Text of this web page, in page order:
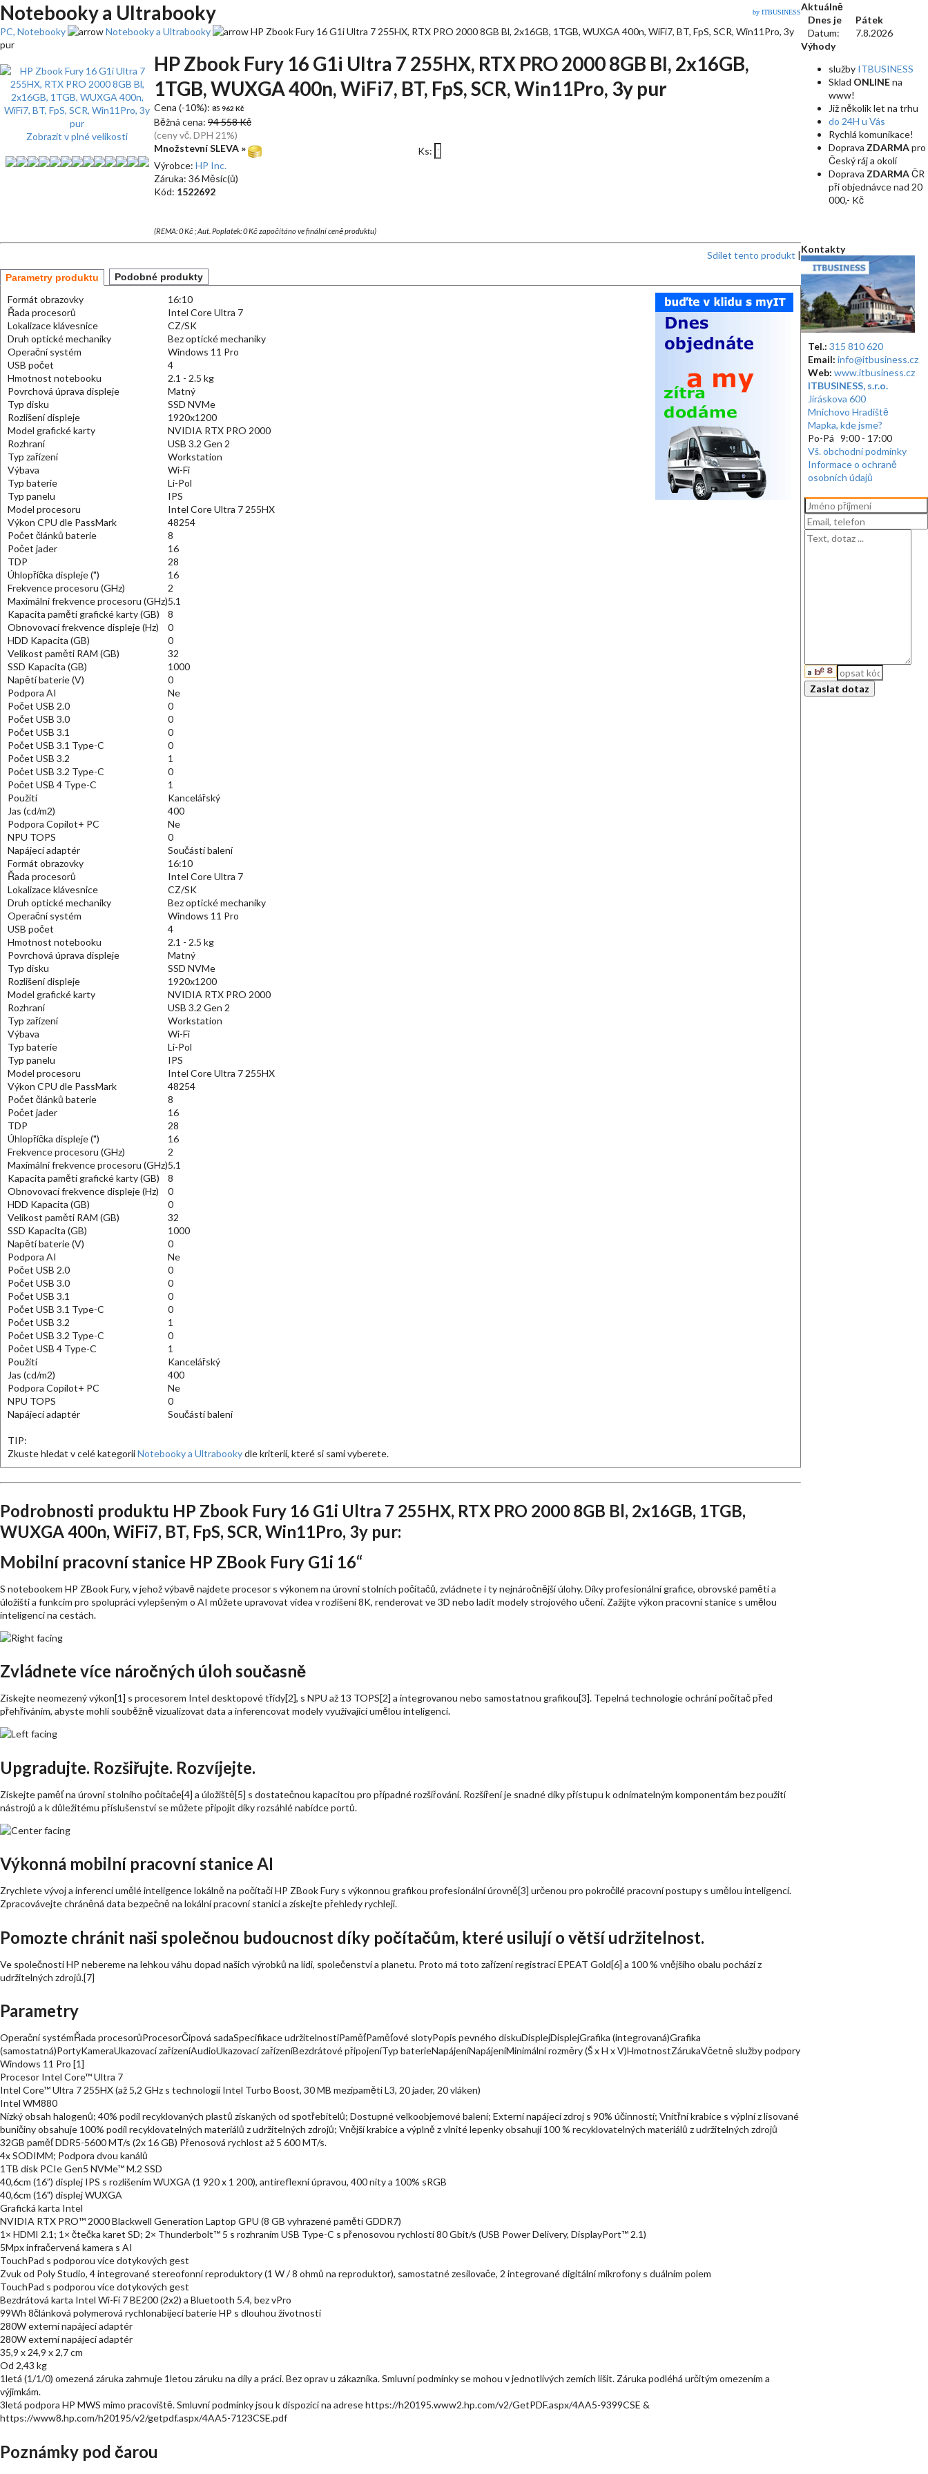
Notebooky a Ultrabooky by ITBUSINESS
PC, Notebooky Notebooky a Ultrabooky
HP Zbook Fury 16 G1i Ultra 7 255HX, RTX PRO 2000 8GB Bl, 2x16GB, 1TGB, WUXGA 400n, WiFi7, BT, FpS, SCR, Win11Pro, 3y
pur
Zobrazit v plné velikosti
HP Zbook Fury 16 G1i Ultra 7 255HX, RTX PRO 2000 8GB Bl, 2x16GB,
1TGB, WUXGA 400n, WiFi7, BT, FpS, SCR, Win11Pro, 3y pur
Cena (-10%): 85 962 Kč
Běžná cena: 94 558 Kč
(ceny vč. DPH 21%)
Množstevní SLEVA »
Ks:
Výrobce: HP Inc.
Záruka: 36 Měsíc(ů)
Kód: 1522692
(REMA: 0 Kč ; Aut. Poplatek: 0 Kč započítáno ve finální ceně produktu)
Sdílet tento produkt |
Parametry produktu Podobné produkty
Formát obrazovky
16:10
Řada procesorů
Intel Core Ultra 7
Lokalizace klávesnice
CZ/SK
Druh optické mechaniky
Bez optické mechaniky
Operační systém
Windows 11 Pro
USB počet
4
Hmotnost notebooku
2.1 - 2.5 kg
Povrchová úprava displeje
Matný
Typ disku
SSD NVMe
Rozlišení displeje
1920x1200
Model grafické karty
NVIDIA RTX PRO 2000
Rozhraní
USB 3.2 Gen 2
Typ zařízení
Workstation
Výbava
Wi-Fi
Typ baterie
Li-Pol
Typ panelu
IPS
Model procesoru
Intel Core Ultra 7 255HX
Výkon CPU dle PassMark
48254
Počet článků baterie
8
Počet jader
16
TDP
28
Úhlopříčka displeje (")
16
Frekvence procesoru (GHz)
2
Maximální frekvence procesoru (GHz)5.1
Kapacita paměti grafické karty (GB)
8
Obnovovací frekvence displeje (Hz)
0
HDD Kapacita (GB)
0
Velikost paměti RAM (GB)
32
SSD Kapacita (GB)
1000
Napětí baterie (V)
0
Podpora AI
Ne
Počet USB 2.0
0
Počet USB 3.0
0
Počet USB 3.1
0
Počet USB 3.1 Type-C
0
Počet USB 3.2
1
Počet USB 3.2 Type-C
0
Počet USB 4 Type-C
1
Použití
Kancelářský
Jas (cd/m2)
400
Podpora Copilot+ PC
Ne
NPU TOPS
0
Napájecí adaptér
Součástí balení
Formát obrazovky
16:10
Řada procesorů
Intel Core Ultra 7
Lokalizace klávesnice
CZ/SK
Druh optické mechaniky
Bez optické mechaniky
Operační systém
Windows 11 Pro
USB počet
4
Hmotnost notebooku
2.1 - 2.5 kg
Povrchová úprava displeje
Matný
Typ disku
SSD NVMe
Rozlišení displeje
1920x1200
Model grafické karty
NVIDIA RTX PRO 2000
Rozhraní
USB 3.2 Gen 2
Typ zařízení
Workstation
Výbava
Wi-Fi
Typ baterie
Li-Pol
Typ panelu
IPS
Model procesoru
Intel Core Ultra 7 255HX
Výkon CPU dle PassMark
48254
Počet článků baterie
8
Počet jader
16
TDP
28
Úhlopříčka displeje (")
16
Frekvence procesoru (GHz)
2
Maximální frekvence procesoru (GHz)5.1
Kapacita paměti grafické karty (GB)
8
Obnovovací frekvence displeje (Hz)
0
HDD Kapacita (GB)
0
Velikost paměti RAM (GB)
32
SSD Kapacita (GB)
1000
Napětí baterie (V)
0
Podpora AI
Ne
Počet USB 2.0
0
Počet USB 3.0
0
Počet USB 3.1
0
Počet USB 3.1 Type-C
0
Počet USB 3.2
1
Počet USB 3.2 Type-C
0
Počet USB 4 Type-C
1
Použití
Kancelářský
Jas (cd/m2)
400
Podpora Copilot+ PC
Ne
NPU TOPS
0
Napájecí adaptér
Součástí balení
TIP:
Zkuste hledat v celé kategoriiNotebooky a Ultrabookydle kriterií, které si sami vyberete.
Podrobnosti produktu HP Zbook Fury 16 G1i Ultra 7 255HX, RTX PRO 2000 8GB Bl, 2x16GB, 1TGB,
WUXGA 400n, WiFi7, BT, FpS, SCR, Win11Pro, 3y pur:
Mobilní pracovní stanice HP ZBook Fury G1i 16“
S notebookem HP ZBook Fury, v jehož výbavě najdete procesor s výkonem na úrovni stolních počítačů, zvládnete i ty nejnáročnější úlohy. Díky profesionální grafice, obrovské paměti a
úložišti a funkcím pro spolupráci vylepšeným o AI můžete upravovat videa v rozlišení 8K, renderovat ve 3D nebo ladit modely strojového učení. Zažijte výkon pracovní stanice s umělou
inteligencí na cestách.
Zvládnete více náročných úloh současně
Získejte neomezený výkon[1] s procesorem Intel desktopové třídy[2], s NPU až 13 TOPS[2] a integrovanou nebo samostatnou grafikou[3]. Tepelná technologie ochrání počítač před
přehříváním, abyste mohli souběžně vizualizovat data a inferencovat modely využívající umělou inteligenci.
Upgradujte. Rozšiřujte. Rozvíjejte.
Získejte paměť na úrovni stolního počítače[4] a úložiště[5] s dostatečnou kapacitou pro případné rozšiřování. Rozšíření je snadné díky přístupu k odnímatelným komponentám bez použití
nástrojů a k důležitému příslušenství se můžete připojit díky rozsáhlé nabídce portů.
Výkonná mobilní pracovní stanice AI
Zrychlete vývoj a inferenci umělé inteligence lokálně na počítači HP ZBook Fury s výkonnou grafikou profesionální úrovně[3] určenou pro pokročilé pracovní postupy s umělou inteligencí.
Zpracovávejte chráněná data bezpečně na lokální pracovní stanici a získejte přehledy rychleji.
Pomozte chránit naši společnou budoucnost díky počítačům, které usilují o větší udržitelnost.
Ve společnosti HP nebereme na lehkou váhu dopad našich výrobků na lidi, společenství a planetu. Proto má toto zařízení registraci EPEAT Gold[6] a 100 % vnějšího obalu pochází z
udržitelných zdrojů.[7]
Parametry
Operační systémŘada procesorůProcesorČipová sadaSpecifikace udržitelnostiPaměťPaměťové slotyPopis pevného diskuDisplejDisplejGrafika (integrovaná)Grafika
(samostatná)PortyKameraUkazovací zařízeníAudioUkazovací zařízeníBezdrátové připojeníTyp baterieNapájeníNapájeníMinimální rozměry (Š x H x V)HmotnostZárukaVčetně služby podpory
Windows 11 Pro [1]
Procesor Intel Core™ Ultra 7
Intel Core™ Ultra 7 255HX (až 5,2 GHz s technologií Intel Turbo Boost, 30 MB mezipaměti L3, 20 jader, 20 vláken)
Intel WM880
Nízký obsah halogenů; 40% podíl recyklovaných plastů získaných od spotřebitelů; Dostupné velkoobjemové balení; Externí napájecí zdroj s 90% účinností; Vnitřní krabice s výplní z lisované
buničiny obsahuje 100% podíl recyklovatelných materiálů z udržitelných zdrojů; Vnější krabice a výplně z vlnité lepenky obsahují 100 % recyklovatelných materiálů z udržitelných zdrojů
32GB paměť DDR5-5600 MT/s (2x 16 GB) Přenosová rychlost až 5 600 MT/s.
4x SODIMM; Podpora dvou kanálů
1TB disk PCIe Gen5 NVMe™ M.2 SSD
40,6cm (16”) displej IPS s rozlišením WUXGA (1 920 x 1 200), antireflexní úpravou, 400 nity a 100% sRGB
40,6cm (16") displej WUXGA
Grafická karta Intel
NVIDIA RTX PRO™ 2000 Blackwell Generation Laptop GPU (8 GB vyhrazené paměti GDDR7)
1× HDMI 2.1; 1× čtečka karet SD; 2× Thunderbolt™ 5 s rozhraním USB Type-C s přenosovou rychlostí 80 Gbit/s (USB Power Delivery, DisplayPort™ 2.1)
5Mpx infračervená kamera s AI
TouchPad s podporou více dotykových gest
Zvuk od Poly Studio, 4 integrované stereofonní reproduktory (1 W / 8 ohmů na reproduktor), samostatné zesilovače, 2 integrované digitální mikrofony s duálním polem
TouchPad s podporou více dotykových gest
Bezdrátová karta Intel Wi-Fi 7 BE200 (2x2) a Bluetooth 5.4, bez vPro
99Wh 8článková polymerová rychlonabíjecí baterie HP s dlouhou životností
280W externí napájecí adaptér
280W externí napájecí adaptér
35,9 x 24,9 x 2,7 cm
Od 2,43 kg
1letá (1/1/0) omezená záruka zahrnuje 1letou záruku na díly a práci. Bez oprav u zákazníka. Smluvní podmínky se mohou v jednotlivých zemích lišit. Záruka podléhá určitým omezením a
výjimkám.
3letá podpora HP MWS mimo pracoviště. Smluvní podmínky jsou k dispozici na adrese https://h20195.www2.hp.com/v2/GetPDF.aspx/4AA5-9399CSE &
https://www8.hp.com/h20195/v2/getpdf.aspx/4AA5-7123CSE.pdf
Poznámky pod čarou
Aktuálně
Dnes je
Pátek
Datum:
7.8.2026
Výhody
služby ITBUSINESS
Sklad ONLINEna
www!
Již několik let na trhu
do 24H u Vás
Rychlá komunikace!
Doprava ZDARMApro
Český ráj a okolí
Doprava ZDARMAČR
při objednávce nad 20
000,- Kč
Kontakty
Tel.: 315 810 620
Email: info@itbusiness.cz
Web: www.itbusiness.cz
ITBUSINESS, s.r.o.
Jiráskova 600
Mnichovo Hradiště
Mapka, kde jsme?
Po-Pá 9:00 - 17:00
Vš. obchodní podmínky
Informace o ochraně
osobních údajů